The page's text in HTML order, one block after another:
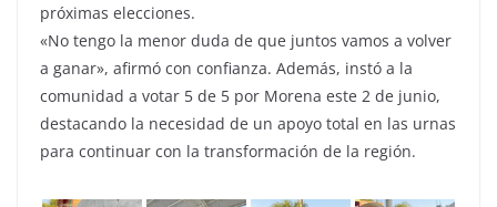
próximas elecciones.
«No tengo la menor duda de que juntos vamos a volver
a ganar», afirmó con confianza. Además, instó a la
comunidad a votar 5 de 5 por Morena este 2 de junio,
destacando la necesidad de un apoyo total en las urnas
para continuar con la transformación de la región.